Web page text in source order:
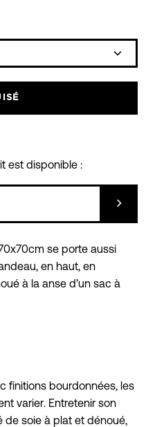
Icône
est disponible :
se porte aussi
en haut, en
à la anse d’un sac à
finitions bourdonnées, les
varier. Entretenir son
de soie à plat et dénoué,